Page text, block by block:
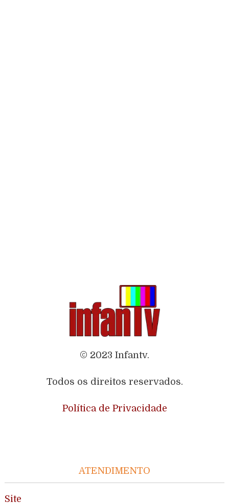
© 2023 Infantv.
Todos os direitos reservados.
Política de Privacidade
ATENDIMENTO
Site